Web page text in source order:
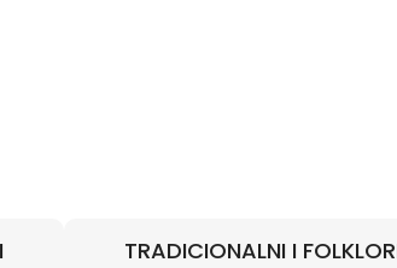
TRADICIONALNI I